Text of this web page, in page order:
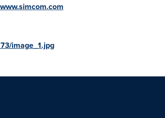
www.simcom.com
image_1.jpg